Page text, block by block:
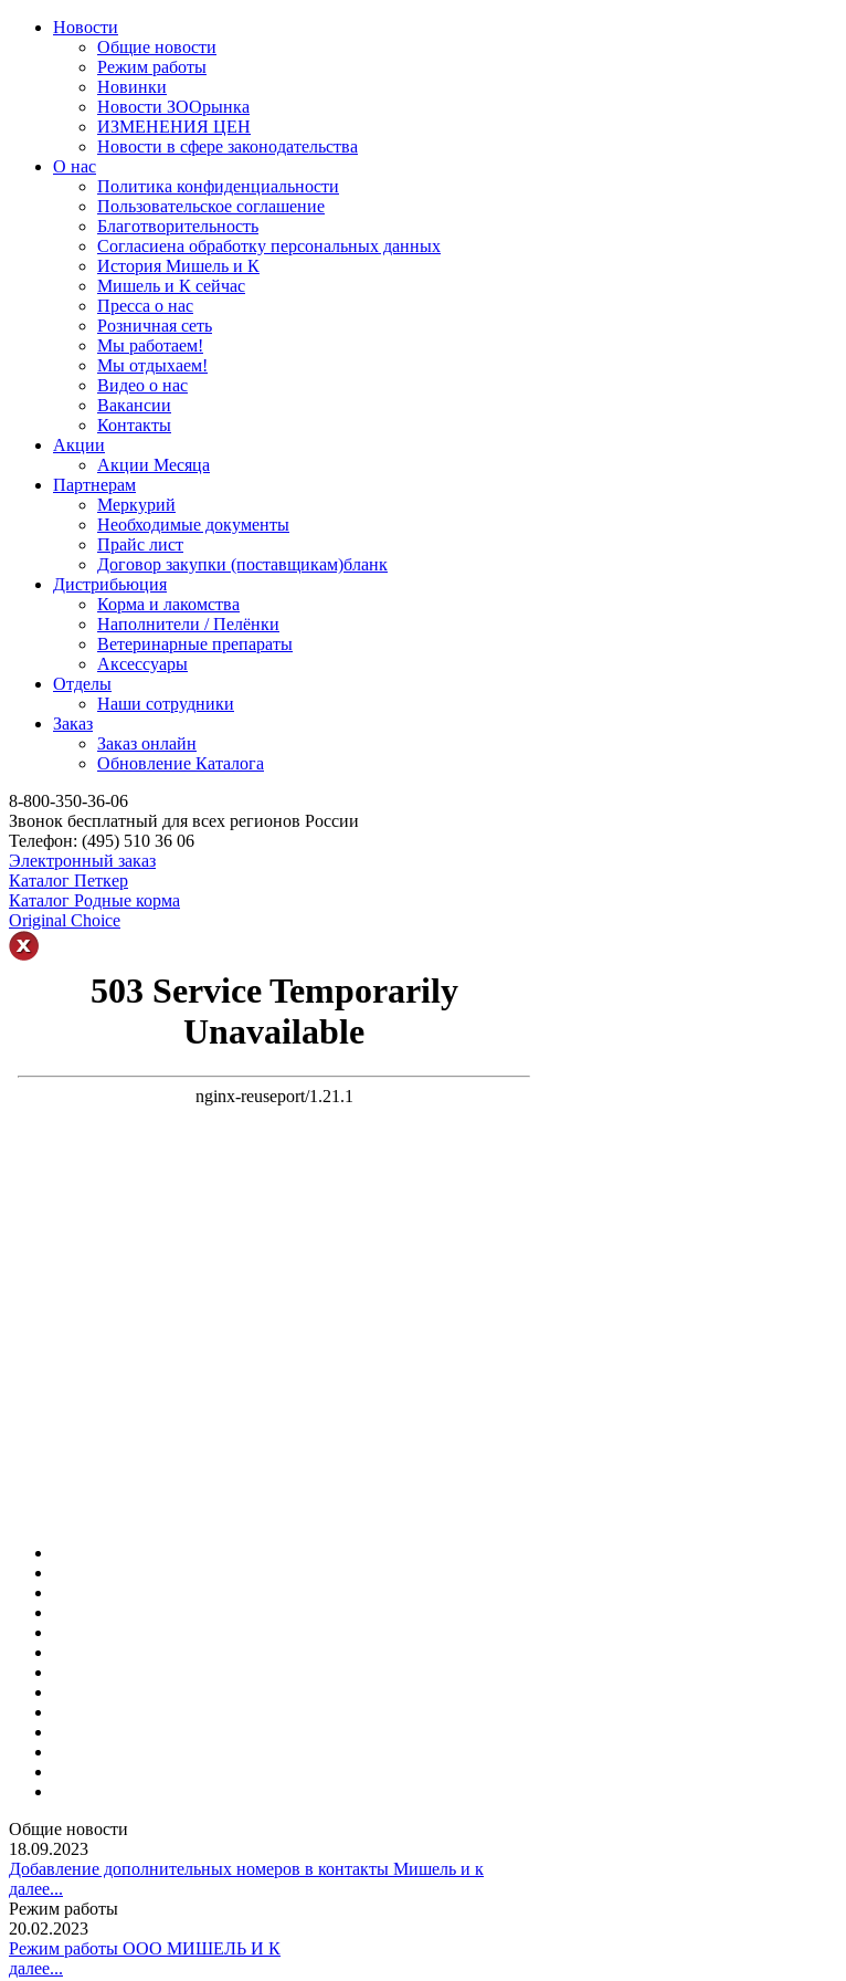
Новости
Общие новости
Режим работы
Новинки
Новости ЗООрынка
ИЗМЕНЕНИЯ ЦЕН
Новости в сфере законодательства
О нас
Политика конфиденциальности
Пользовательское соглашение
Благотворительность
Согласиена обработку персональных данных
История Мишель и К
Мишель и К сейчас
Пресса о нас
Розничная сеть
Мы работаем!
Мы отдыхаем!
Видео о нас
Вакансии
Контакты
Акции
Акции Месяца
Партнерам
Меркурий
Необходимые документы
Прайс лист
Договор закупки (поставщикам)бланк
Дистрибьюция
Корма и лакомства
Наполнители / Пелёнки
Ветеринарные препараты
Аксессуары
Отделы
Наши сотрудники
Заказ
Заказ онлайн
Обновление Каталога
8-800-350-36-06
Звонок бесплатный для всех регионов России
Телефон: (495) 510 36 06
Электронный заказ
Каталог Петкер
Каталог Родные корма
Original Choice
Общие новости
18.09.2023
Добавление дополнительных номеров в контакты Мишель и к
далее...
Режим работы
20.02.2023
Режим работы ООО МИШЕЛЬ И К
далее...